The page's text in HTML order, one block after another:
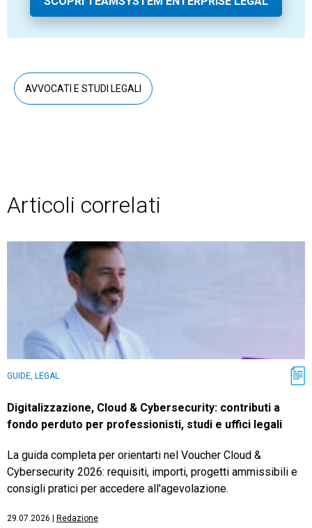
AVVOCATI E STUDI LEGALI
Articoli correlati
GUIDE, LEGAL
Digitalizzazione, Cloud & Cybersecurity: contributi a
fondo perduto per professionisti, studi e uffici legali
La guida completa per orientarti nel Voucher Cloud &
Cybersecurity 2026: requisiti, importi, progetti ammissibili e
consigli pratici per accedere all'agevolazione.
29.07.2026 Redazione